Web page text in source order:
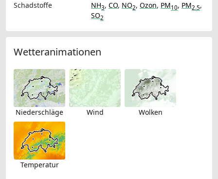
Schadstoffe
NH3, CO, NO2, Ozon, PM10, PM2.5,
SO2
Wetteranimationen
Niederschläge Wind Wolken
Temperatur